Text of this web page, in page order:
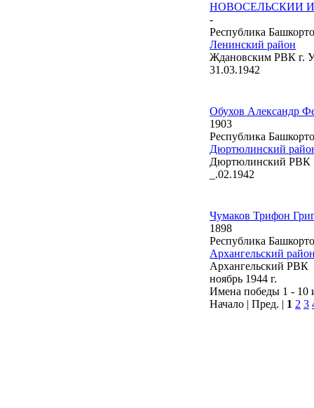
НОВОСЕЛЬСКИИ
-
Республика
Ленинский район
Ждановским РВК г.
31.03.1942
Обухов Александр
1903
Республика
Дюртюлинский
Дюртюлинский РВК
_.02.1942
Чумаков Трифон
1898
Республика
Архангельский
Архангельский РВК
ноябрь 1944 г.
Имена победы 1 - 10
Начало | Пред. | 1 2 3